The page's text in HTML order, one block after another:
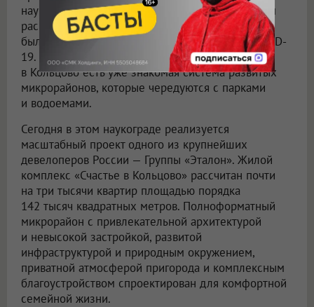
наукоград известен прежде всего тем, что в нем
расположен научный центр «Вектор», в котором
были разработаны вакцины от гепатита А и COVID-
19. Помимо научно-производственной зоны,
в Кольцово есть уже знакомая система развитых
микрорайонов, которые чередуются с парками
и водоемами.
Сегодня в этом наукограде реализуется
масштабный проект одного из крупнейших
девелоперов России — Группы «Эталон». Жилой
комплекс «Счастье в Кольцово» рассчитан почти
на три тысячи квартир площадью порядка
142 тысяч квадратных метров. Полноформатный
микрорайон с привлекательной архитектурой
и невысокой застройкой, развитой
инфраструктурой и природным окружением,
приватной атмосферой пригорода и комплексным
благоустройством спроектирован для комфортной
семейной жизни.